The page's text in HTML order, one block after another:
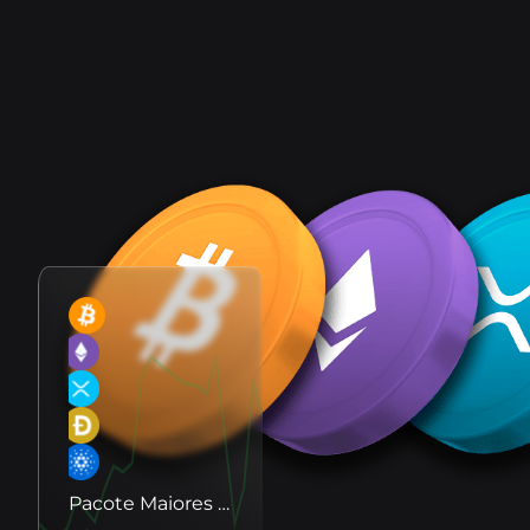
B8무역 기본 및 고급 도구를 사용하여 암호화폐 자산을
거래하세요.
B8 안정 금속화폐와 강화폐가 동등한 안전한 화폐에 노
출해보세요.
B8 CaaS Ofereça negociação, depósitos e saques
de dezenas de criptomoedas na sua empresa.
B8 상장 자산에 대한 액세스를 강화하여 프로젝트에 대
한 신뢰성, 보안 및 액세스를 보장합니다.
API
API를 사용하여 실시간 데이터에 액세스하고 거래
를 자동화하세요.
우리와 함께 일하세요
암호화폐 혁명에 브라질 비트코
인과 함께하세요.
연락하다 우리한테 얘기할 필요가 있나요? 우리의 서비
스 채널을 찾아보세요.
Pacote Maiores Moedas